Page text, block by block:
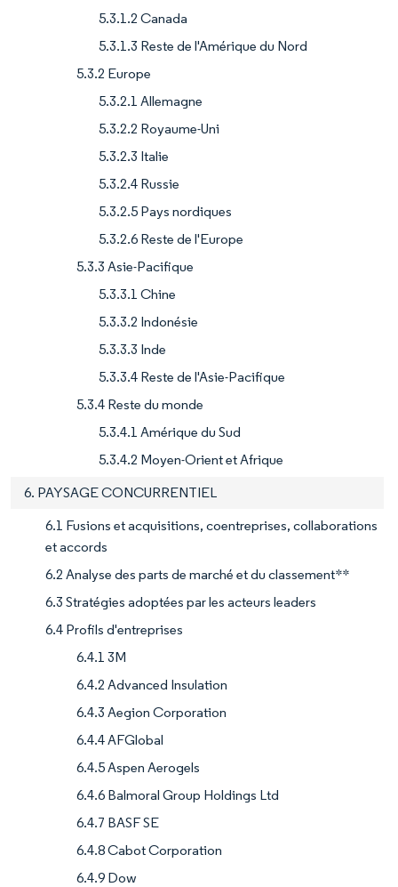
5.3.1.2 Canada
5.3.1.3 Reste de l'Amérique du Nord
5.3.2 Europe
5.3.2.1 Allemagne
5.3.2.2 Royaume-Uni
5.3.2.3 Italie
5.3.2.4 Russie
5.3.2.5 Pays nordiques
5.3.2.6 Reste de l'Europe
5.3.3 Asie-Pacifique
5.3.3.1 Chine
5.3.3.2 Indonésie
5.3.3.3 Inde
5.3.3.4 Reste de l'Asie-Pacifique
5.3.4 Reste du monde
5.3.4.1 Amérique du Sud
5.3.4.2 Moyen-Orient et Afrique
6. PAYSAGE CONCURRENTIEL
6.1 Fusions et acquisitions, coentreprises, collaborations
et accords
6.2 Analyse des parts de marché et du classement**
6.3 Stratégies adoptées par les acteurs leaders
6.4 Profils d'entreprises
6.4.1 3M
6.4.2 Advanced Insulation
6.4.3 Aegion Corporation
6.4.4 AFGlobal
6.4.5 Aspen Aerogels
6.4.6 Balmoral Group Holdings Ltd
6.4.7 BASF SE
6.4.8 Cabot Corporation
6.4.9 Dow